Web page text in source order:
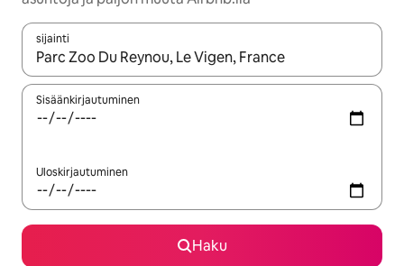
sijainti
Kun tulokset ovat saatavilla, navigoi ylös- ja alas-
Sisäänkirjautuminen
Uloskirjautuminen
Haku